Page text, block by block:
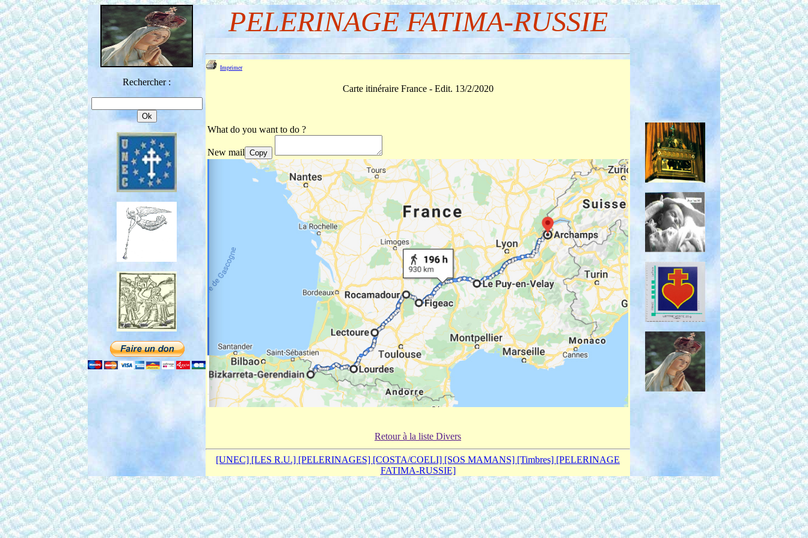
Rechercher :
PELERINAGE FATIMA-RUSSIE
Imprimer
Carte itinéraire France - Edit. 13/2/2020
What do you want to do ?
New mail Copy
Retour à la liste Divers
[UNEC] [LES R.U.] [PELERINAGES] [COSTA/COELI] [SOS MAMANS] [Timbres] [PELERINAGE
FATIMA-RUSSIE]